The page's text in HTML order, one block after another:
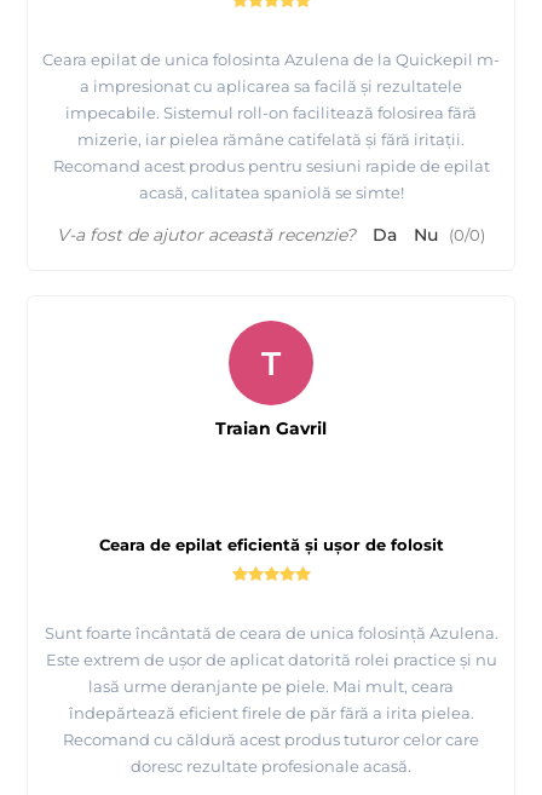
Ceara epilat de unica folosinta Azulena de la Quickepil m-
a impresionat cu aplicarea sa facilă și rezultatele
impecabile. Sistemul roll-on facilitează folosirea fără
mizerie, iar pielea rămâne catifelată și fără iritații.
Recomand acest produs pentru sesiuni rapide de epilat
acasă, calitatea spaniolă se simte!
V-a fost de ajutor această recenzie? Da Nu (0/0)
Ceara de epilat eficientă și ușor de folosit
Sunt foarte încântată de ceara de unica folosință Azulena.
Este extrem de ușor de aplicat datorită rolei practice și nu
lasă urme deranjante pe piele. Mai mult, ceara
îndepărtează eficient firele de păr fără a irita pielea.
Recomand cu căldură acest produs tuturor celor care
doresc rezultate profesionale acasă.
T
Traian Gavril